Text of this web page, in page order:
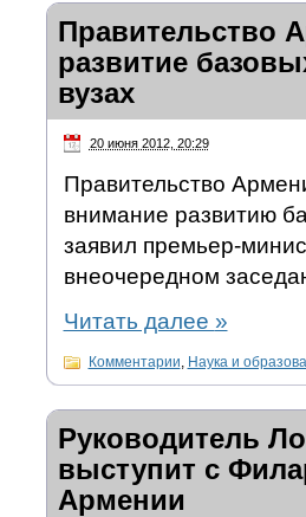
Правительство
развитие
вузах
20 июня 2012, 20:29
Правительство
внимание развитию
заявил премьер-
внеочередном
Читать далее »
Комментарии Наука и
Руководитель
выступит с
Армении